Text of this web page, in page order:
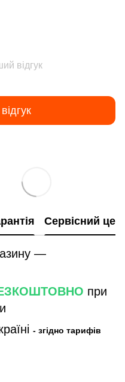
відгук
Сервісний
—
при
- згідно тарифів